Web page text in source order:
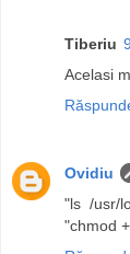
Tiberiu
Acelasi
Ovidiu
"ls /usr/
"chmod